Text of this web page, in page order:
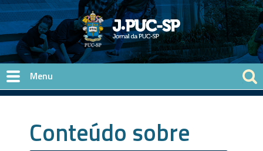
Pular para o conteúdo principal
Conteúdo sobre